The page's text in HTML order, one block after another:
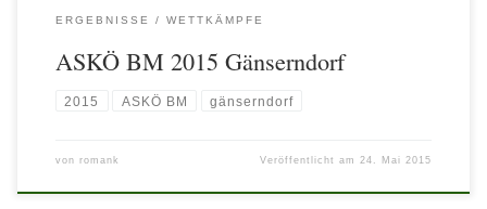
ERGEBNISSE WETTKÄMPFE
ASKÖ BM 2015 Gänserndorf
2015 ASKÖ BM gänserndorf
von romank Veröffentlicht am 24. Mai 2015